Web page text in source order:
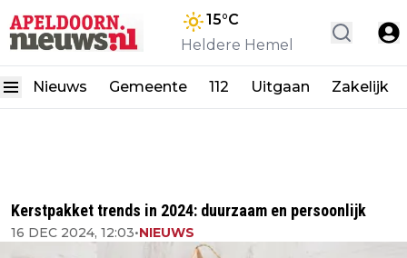
15°C
Heldere Hemel
Nieuws Gemeente 112 Uitgaan Zakelijk
Kerstpakket trends in 2024: duurzaam en persoonlijk
16 DEC 2024, 12:03•NIEUWS